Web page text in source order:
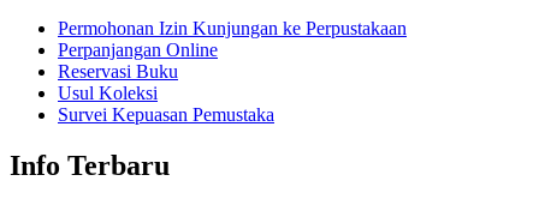
Permohonan Izin Kunjungan ke Perpustakaan
Perpanjangan Online
Reservasi Buku
Usul Koleksi
Survei Kepuasan Pemustaka
Info Terbaru